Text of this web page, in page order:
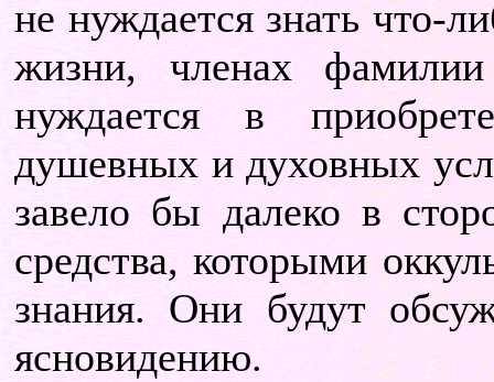
не нуждается знать что-
жизни, членах
нуждается в
душевных и духовных
завело бы далеко в
средства, которыми
знания. Они будут
ясновидению.